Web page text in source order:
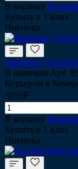
В корзину В
Купить в 1 клик
Новинка
Зарядное
В наличии Арт.
Курьером в
5950₽
В корзину В
Купить в 1 клик
Новинка